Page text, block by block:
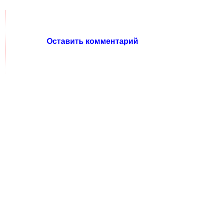
Оставить комментарий